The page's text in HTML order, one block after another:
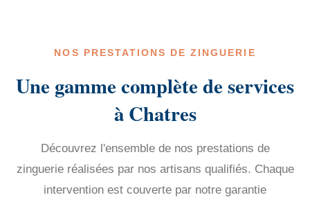
NOS PRESTATIONS DE ZINGUERIE
Une gamme complète de services
à Chatres
Découvrez l'ensemble de nos prestations de
zinguerie réalisées par nos artisans qualifiés. Chaque
intervention est couverte par notre garantie